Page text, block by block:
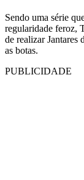
Sendo uma série
regularidade feroz,
de realizar Jantares
as botas.
PUBLICIDADE